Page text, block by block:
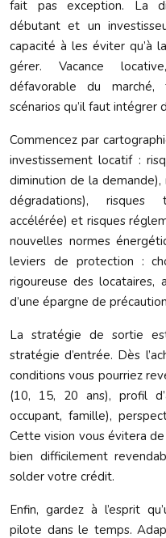
fait pas exception. La
débutant et un
capacité à les éviter qu’à
gérer. Vacance
défavorable du
scénarios qu’il faut intégrer
Commencez par
investissement locatif :
diminution de la demande),
dégradations), risques
accélérée) et risques
nouvelles normes
leviers de protection :
rigoureuse des locataires,
d’une épargne de
La stratégie de sortie
stratégie d’entrée. Dès
conditions vous pourriez
(10, 15, 20 ans), profil
occupant, famille),
Cette vision vous évitera
bien difficilement
solder votre crédit.
Enfin, gardez à l’esprit
pilote dans le temps.